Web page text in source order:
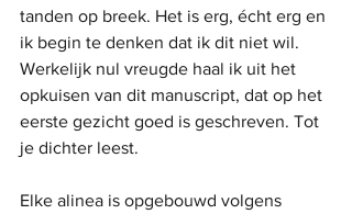
tanden op breek. Het is erg, écht erg en
ik begin te denken dat ik dit niet wil.
Werkelijk nul vreugde haal ik uit het
opkuisen van dit manuscript, dat op het
eerste gezicht goed is geschreven. Tot
je dichter leest.
Elke alinea is opgebouwd volgens